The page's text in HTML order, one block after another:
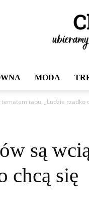
MODA
tabu. „Ludzie rzadko
są
chcą się